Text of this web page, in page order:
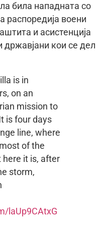
била нападната со
распоредија воени
и асистенција
државјани кои се дел
is in
on an
mission to
is four days
line, where
of the
here it is, after
storm,
laUp9CAtxG